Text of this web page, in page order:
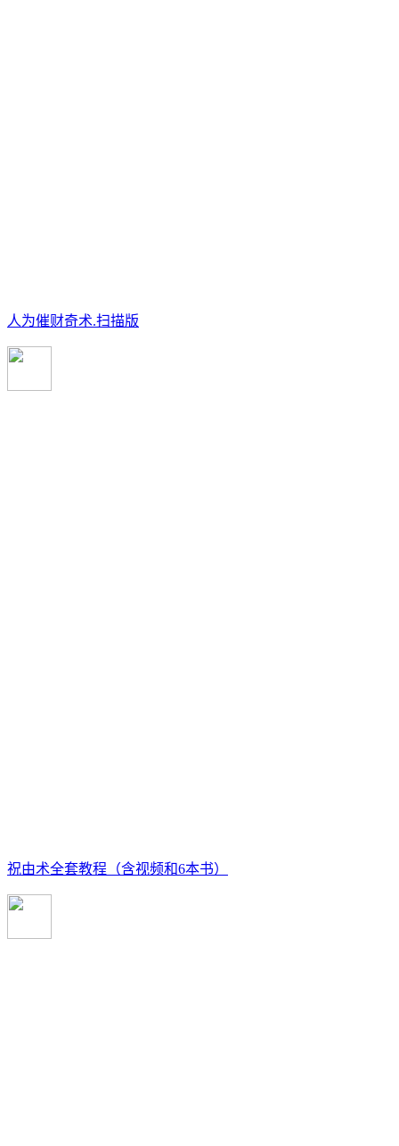
人为催财奇术.扫描版
祝由术全套教程（含视频和6本书）